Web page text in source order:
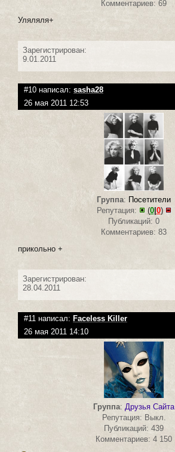
Комментариев: 69
Уляляля+
Зарегистрирован:
9.01.2011
#10 написал: sasha28
26 мая 2011 12:53
Группа: Посетители
Репутация:
(0| 0)
Публикаций: 0
Комментариев: 83
прикольно +
Зарегистрирован:
28.04.2011
#11 написал: Faceless Killer
26 мая 2011 14:10
Группа: Друзья Сайта
Репутация: Выкл.
Публикаций: 439
Комментариев: 4 150